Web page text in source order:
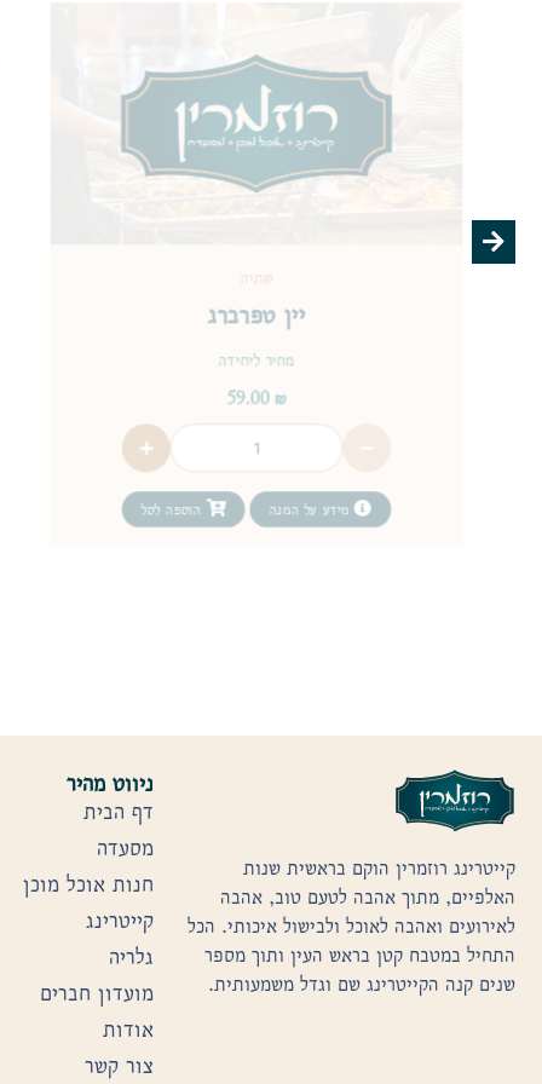
שתיה
יין טפרברג
מחיר ליחידה
59.00 ₪
מידע על המנה הוספה לסל
קייטרינג רוזמרין הוקם בראשית שנות
האלפיים, מתוך אהבה לטעם טוב, אהבה
לאירועים ואהבה לאוכל ולבישול איכותי. הכל
התחיל במטבח קטן בראש העין ותוך מספר
שנים קנה הקייטרינג שם וגדל משמעותית.
ניווט מהיר
דף הבית
מסעדה
חנות אוכל מוכן
קייטרינג
גלריה
מועדון חברים
אודות
צור קשר